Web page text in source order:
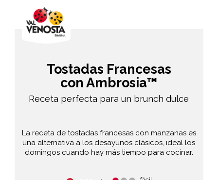
Tostadas Francesas
con Ambrosia™
Receta perfecta para un brunch dulce
La receta de tostadas francesas con manzanas es
una alternativa a los desayunos clásicos, ideal los
domingos cuando hay más tiempo para cocinar.